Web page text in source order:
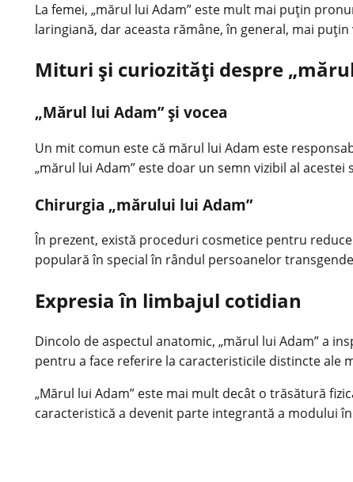
La femei, „mărul lui Adam” este mult mai puțin
laringiană, dar aceasta rămâne, în general, mai puțin
Mituri și curiozități despre
„Mărul lui Adam” și vocea
Un mit comun este că mărul lui Adam este
„mărul lui Adam” este doar un semn vizibil al acestei
Chirurgia „mărului lui Adam”
În prezent, există proceduri cosmetice pentru
populară în special în rândul persoanelor
Expresia în limbajul cotidian
Dincolo de aspectul anatomic, „mărul lui Adam” a
pentru a face referire la caracteristicile distincte ale
„Mărul lui Adam” este mai mult decât o trăsătură
caracteristică a devenit parte integrantă a modului